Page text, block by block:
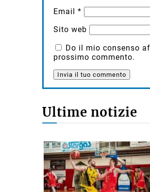
Email *
Sito web
Do il mio consenso
prossimo commento.
Ultime notizie